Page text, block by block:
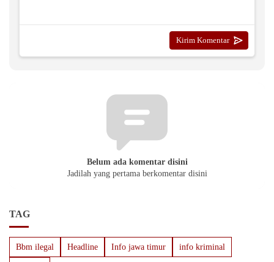
Belum ada komentar disini
Jadilah yang pertama berkomentar disini
TAG
Bbm ilegal Headline Info jawa timur info kriminal